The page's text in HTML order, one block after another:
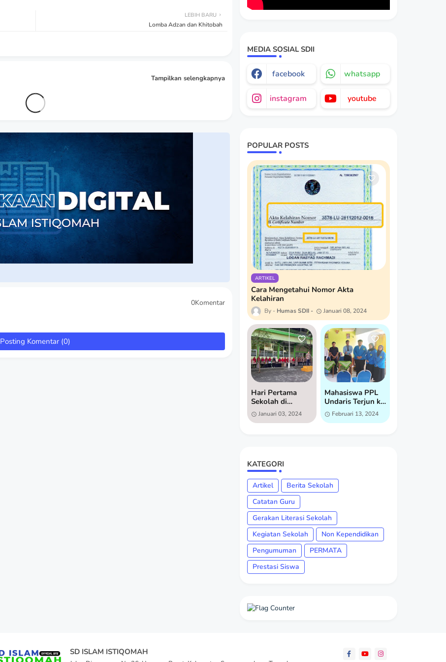
LEBIH BARU
Lomba Adzan dan Khitobah
Tampilkan selengkapnya
0Komentar
Posting Komentar (0)
MEDIA SOSIAL SDII
facebook whatsapp
instagram youtube
POPULAR POSTS
ARTIKEL
Cara Mengetahui Nomor Akta
Kelahiran
Humas SDII Januari 08, 2024
Hari Pertama
Sekolah di
Semester 2:
Semangat Baru di
Januari 03, 2024
Mahasiswa PPL
Undaris Terjun ke
SD Islam
Istiqomah untuk
Februari 13, 2024
KATEGORI
Artikel
Berita Sekolah
Catatan Guru
Gerakan Literasi Sekolah
Kegiatan Sekolah
Non Kependidikan
Pengumuman
PERMATA
Prestasi Siswa
SD ISLAM ISTIQOMAH